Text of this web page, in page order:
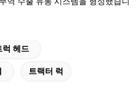
럭 헤드
트랙터 럭